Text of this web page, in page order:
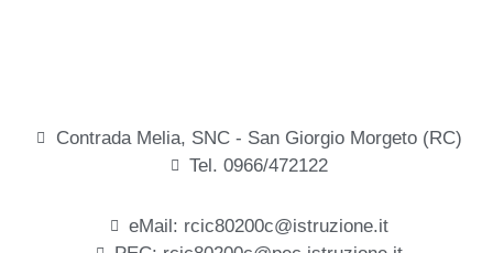
Contrada Melia, SNC - San Giorgio Morgeto (RC)
Tel. 0966/472122
eMail: rcic80200c@istruzione.it